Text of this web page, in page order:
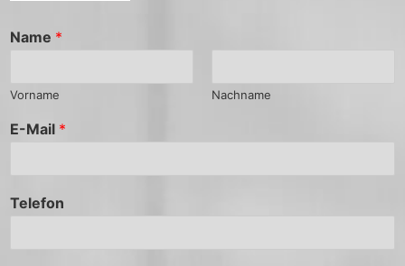
Name *
Vorname Nachname
E-Mail *
Telefon